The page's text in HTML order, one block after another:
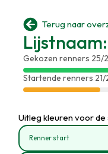
 Terug naar
Gekozen renners 25/
Startende renners 21/
Uitleg kleuren voor de
Renner start